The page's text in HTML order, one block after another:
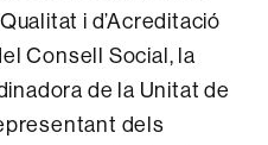
i d’Acreditació
Consell Social, la
de la Unitat de
dels